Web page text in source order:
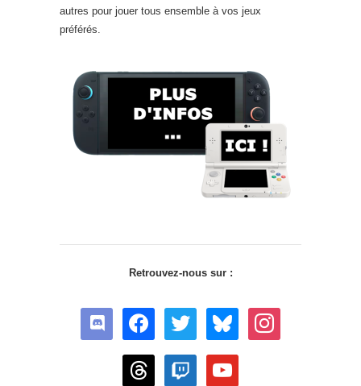
autres pour jouer tous ensemble à vos jeux
préférés.
Retrouvez-nous sur :
discord facebook twitter bluesky instagram
threads twitch youtube